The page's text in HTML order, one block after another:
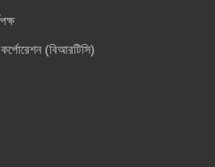
কর্পোরেশন (বিআরটিসি)